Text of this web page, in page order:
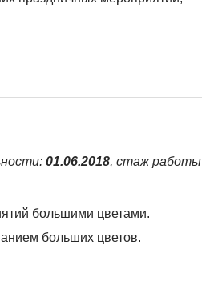
01.06.2018, стаж работы
большими цветами.
больших цветов.